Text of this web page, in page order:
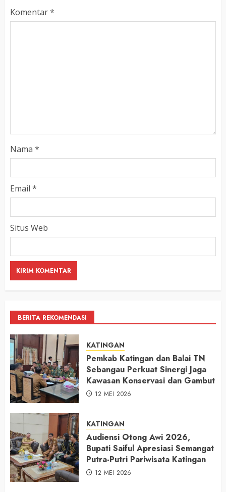
Komentar*
Nama *
Email *
Situs Web
BERITA REKOMENDASI
KATINGAN
Pemkab Katingan dan Balai TN
Sebangau Perkuat Sinergi Jaga
Kawasan Konservasi dan Gambut
12 MEI 2026
KATINGAN
Audiensi Otong Awi 2026,
Bupati Saiful Apresiasi Semangat
Putra-Putri Pariwisata Katingan
12 MEI 2026